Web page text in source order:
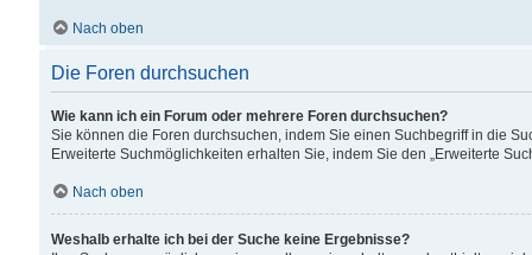
Nach oben
Die Foren durchsuchen
Wie kann ich ein Forum oder mehrere Foren durchsuchen?
Sie können die Foren durchsuchen, indem Sie einen Suchbegriff in die
Erweiterte Suchmöglichkeiten erhalten Sie, indem Sie den „Erweiterte
Nach oben
Weshalb erhalte ich bei der Suche keine Ergebnisse?